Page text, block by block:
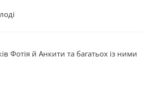
Фотія й Анкити та багатьох із ними